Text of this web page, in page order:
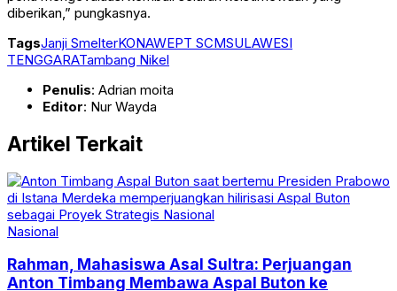
diberikan,” pungkasnya.
TagsJanji SmelterKONAWEPT SCMSULAWESI
TENGGARATambang Nikel
Penulis: Adrian moita
Editor: Nur Wayda
Artikel Terkait
Nasional
Rahman, Mahasiswa Asal Sultra: Perjuangan
Anton Timbang Membawa Aspal Buton ke